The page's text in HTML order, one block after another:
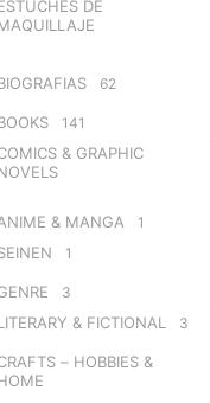
DE
62
141
& GRAPHIC
& MANGA 1
1
3
& FICTIONAL 3
– HOBBIES &